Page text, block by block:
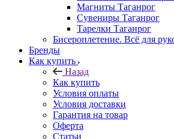
Магниты Таганрог
Сувениры Таганрог
Тарелки Таганрог
Бисероплетение. Всё для
Бренды
Как купить
Назад
Как купить
Условия оплаты
Условия доставки
Гарантия на товар
Оферта
Статьи